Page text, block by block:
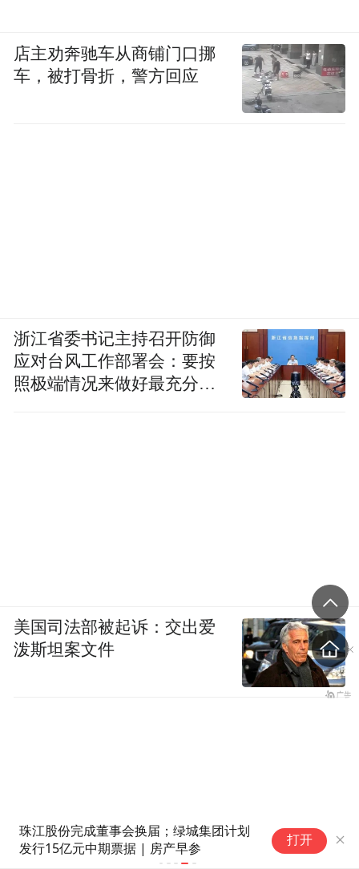
珠江股份完成董事会换届；绿城集团计划
发行15亿元中期票据 | 房产早参
打开
店主劝奔驰车从商铺门口挪
车，被打骨折，警方回应
浙江省委书记主持召开防御
应对台风工作部署会：要按
照极端情况来做好最充分的
美国司法部被起诉：交出爱
泼斯坦案文件